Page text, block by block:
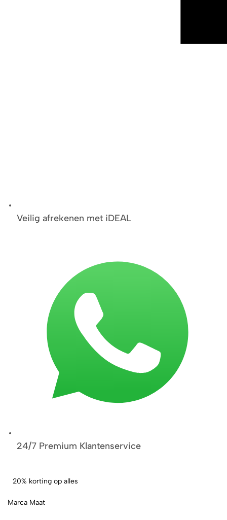
Veilig afrekenen met iDEAL
24/7 Premium Klantenservice
20% korting op alles
Marca Maat